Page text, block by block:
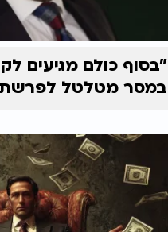
"בסוף כולם מגיעים
במסר מטלטל